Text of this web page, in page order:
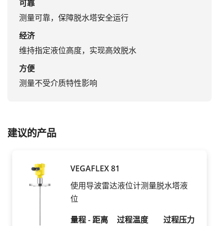
可靠
测量可靠，保障脱水塔安全运行
经济
维持指定液位高度，实现高效脱水
方便
测量不受介质特性影响
建议的产品
VEGAFLEX 81
使用导波雷达液位计测量脱水塔液
位
量程 - 距离
过程温度
过程压力